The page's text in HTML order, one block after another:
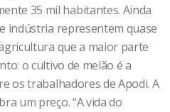
35 mil habitantes. Ainda
indústria representem quase
que a maior parte
o cultivo de melão é a
os trabalhadores de Apodi. A
um preço. “A vida do